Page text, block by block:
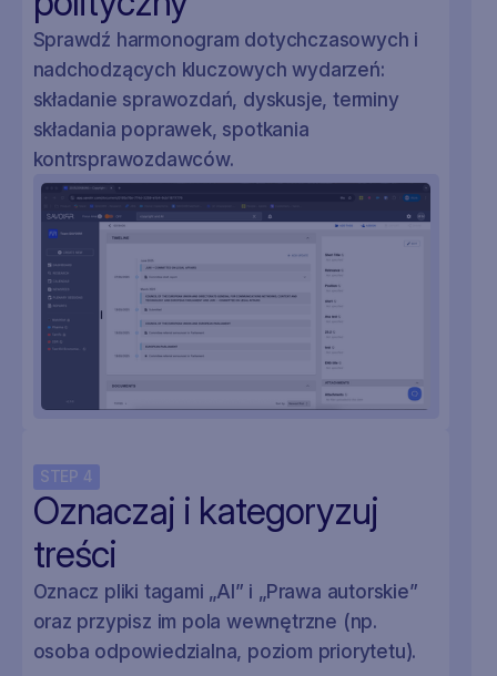
Sprawdź harmonogram dotychczasowych i
nadchodzących kluczowych wydarzeń:
składanie sprawozdań, dyskusje, terminy
składania poprawek, spotkania
kontrsprawozdawców.
STEP 4
Oznaczaj i kategoryzuj
treści
Oznacz pliki tagami „AI” i „Prawa autorskie”
oraz przypisz im pola wewnętrzne (np.
osoba odpowiedzialna, poziom priorytetu).